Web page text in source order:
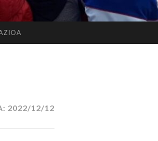
2022/12/12